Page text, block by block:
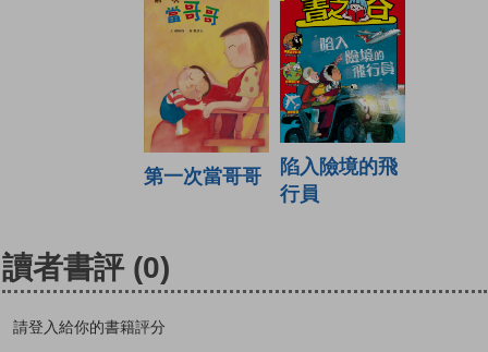
第一次當哥哥
陷入險境的飛
行員
讀者書評 (0)
請登入給你的書籍評分